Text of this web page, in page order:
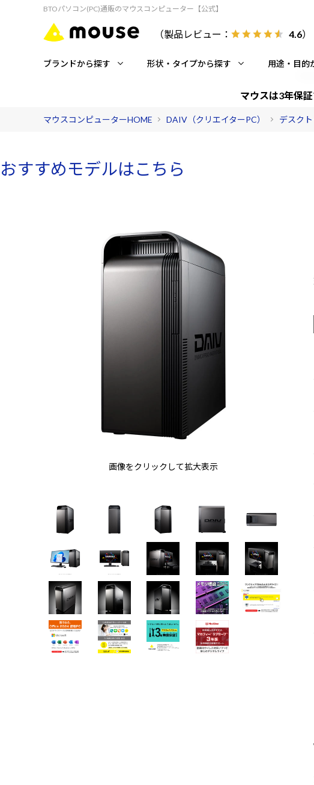
BTOパソコン(PC)通販のマウスコンピューター【公式】
（製品レビュー： 4.6）
ブランドから探す 形状・タイプから探す 用途・目的
マウスは3年保
マウスコンピューターHOME DAIV（クリエイターPC） デスク
おすすめモデルはこちら
画像をクリックして拡大表示